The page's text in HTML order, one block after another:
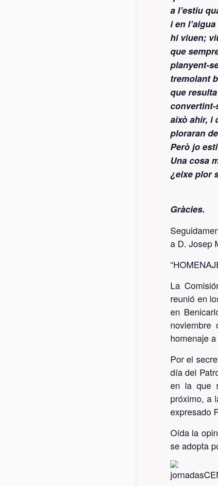
a l’estiu
i en
hi viuen;
que
planyent-
tremolant
que
això ahir, i
ploraran
Però jo
Una cosa
¿eixe plor
Gràcies.
a D. Josep
La
reunió en
en
homenaje
Por el
día del
en la que
próximo, a
expresado
Oída la
se adopta